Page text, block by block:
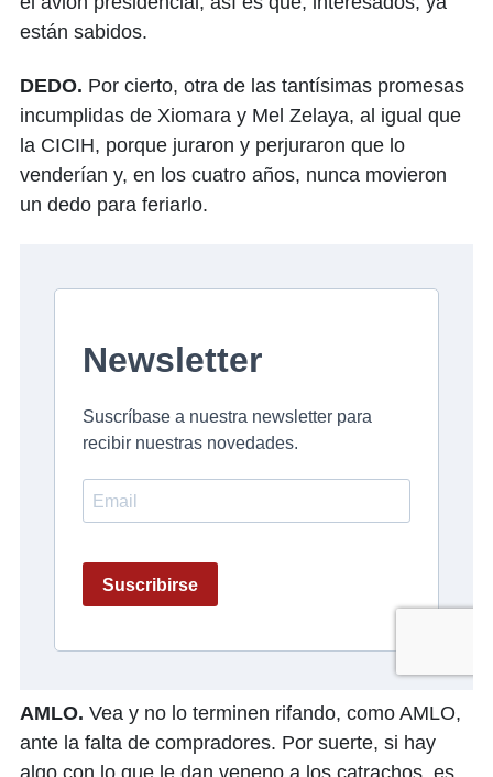
están sabidos.
DEDO. Por cierto, otra de las tantísimas promesas
incumplidas de Xiomara y Mel Zelaya, al igual que
la CICIH, porque juraron y perjuraron que lo
venderían y, en los cuatro años, nunca movieron
un dedo para feriarlo.
AMLO. Vea y no lo terminen rifando, como AMLO,
ante la falta de compradores. Por suerte, si hay
algo con lo que le dan veneno a los catrachos, es